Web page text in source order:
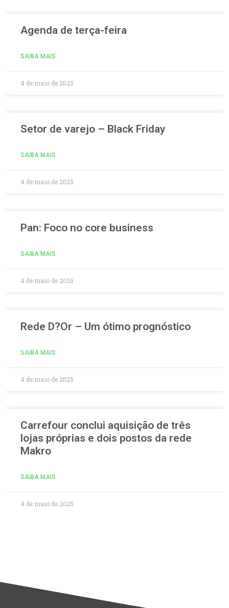
Agenda de terça-feira
SAIBA MAIS
4 de maio de 2025
Setor de varejo – Black Friday
SAIBA MAIS
4 de maio de 2025
Pan: Foco no core business
SAIBA MAIS
4 de maio de 2025
Rede D?Or – Um ótimo prognóstico
SAIBA MAIS
4 de maio de 2025
Carrefour conclui aquisição de três
lojas próprias e dois postos da rede
Makro
SAIBA MAIS
4 de maio de 2025